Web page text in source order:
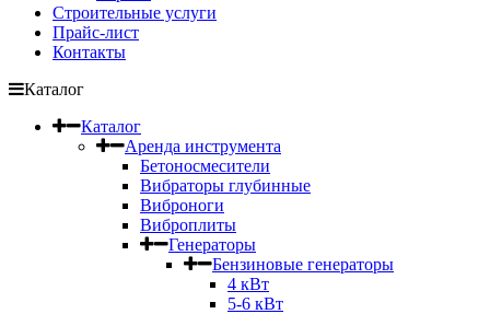
Строительные услуги
Прайс-лист
Контакты
Каталог
Каталог
Аренда инструмента
Бетоносмесители
Вибраторы глубинные
Виброноги
Виброплиты
Генераторы
Бензиновые генераторы
4 кВт
5-6 кВт